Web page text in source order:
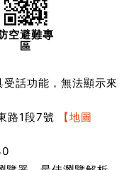
空避難專
區
話功能，無法顯示來
路1段7號
【地圖